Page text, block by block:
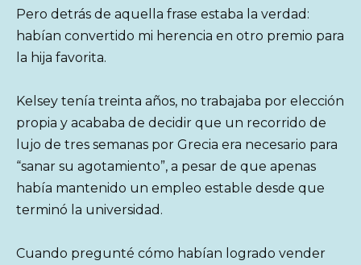
Pero detrás de aquella frase estaba la verdad:
habían convertido mi herencia en otro premio para
la hija favorita.
Kelsey tenía treinta años, no trabajaba por elección
propia y acababa de decidir que un recorrido de
lujo de tres semanas por Grecia era necesario para
“sanar su agotamiento”, a pesar de que apenas
había mantenido un empleo estable desde que
terminó la universidad.
Cuando pregunté cómo habían logrado vender